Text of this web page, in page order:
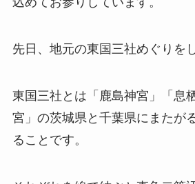
先日、地元の東国三社めぐりを
東国三社とは「鹿島神宮」「息
宮」の茨城県と千葉県にまたが
ることです。